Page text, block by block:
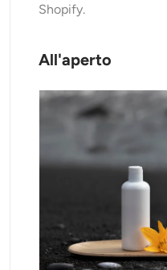
Shopify.
All'aperto